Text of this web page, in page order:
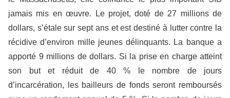
jamais mis en œuvre. Le projet, doté de 27 millions de
dollars, s’étale sur sept ans et est destiné à lutter contre la
récidive d’environ mille jeunes délinquants. La banque a
apporté 9 millions de dollars. Si la prise en charge atteint
son but et réduit de 40 % le nombre de jours
d’incarcération, les bailleurs de fonds seront remboursés